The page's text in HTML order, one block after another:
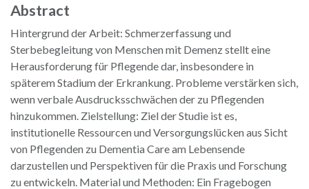
Abstract
Hintergrund der Arbeit: Schmerzerfassung und
Sterbebegleitung von Menschen mit Demenz stellt eine
Herausforderung für Pflegende dar, insbesondere in
späterem Stadium der Erkrankung. Probleme verstärken sich,
wenn verbale Ausdrucksschwächen der zu Pflegenden
hinzukommen. Zielstellung: Ziel der Studie ist es,
institutionelle Ressourcen und Versorgungslücken aus Sicht
von Pflegenden zu Dementia Care am Lebensende
darzustellen und Perspektiven für die Praxis und Forschung
zu entwickeln. Material und Methoden: Ein Fragebogen